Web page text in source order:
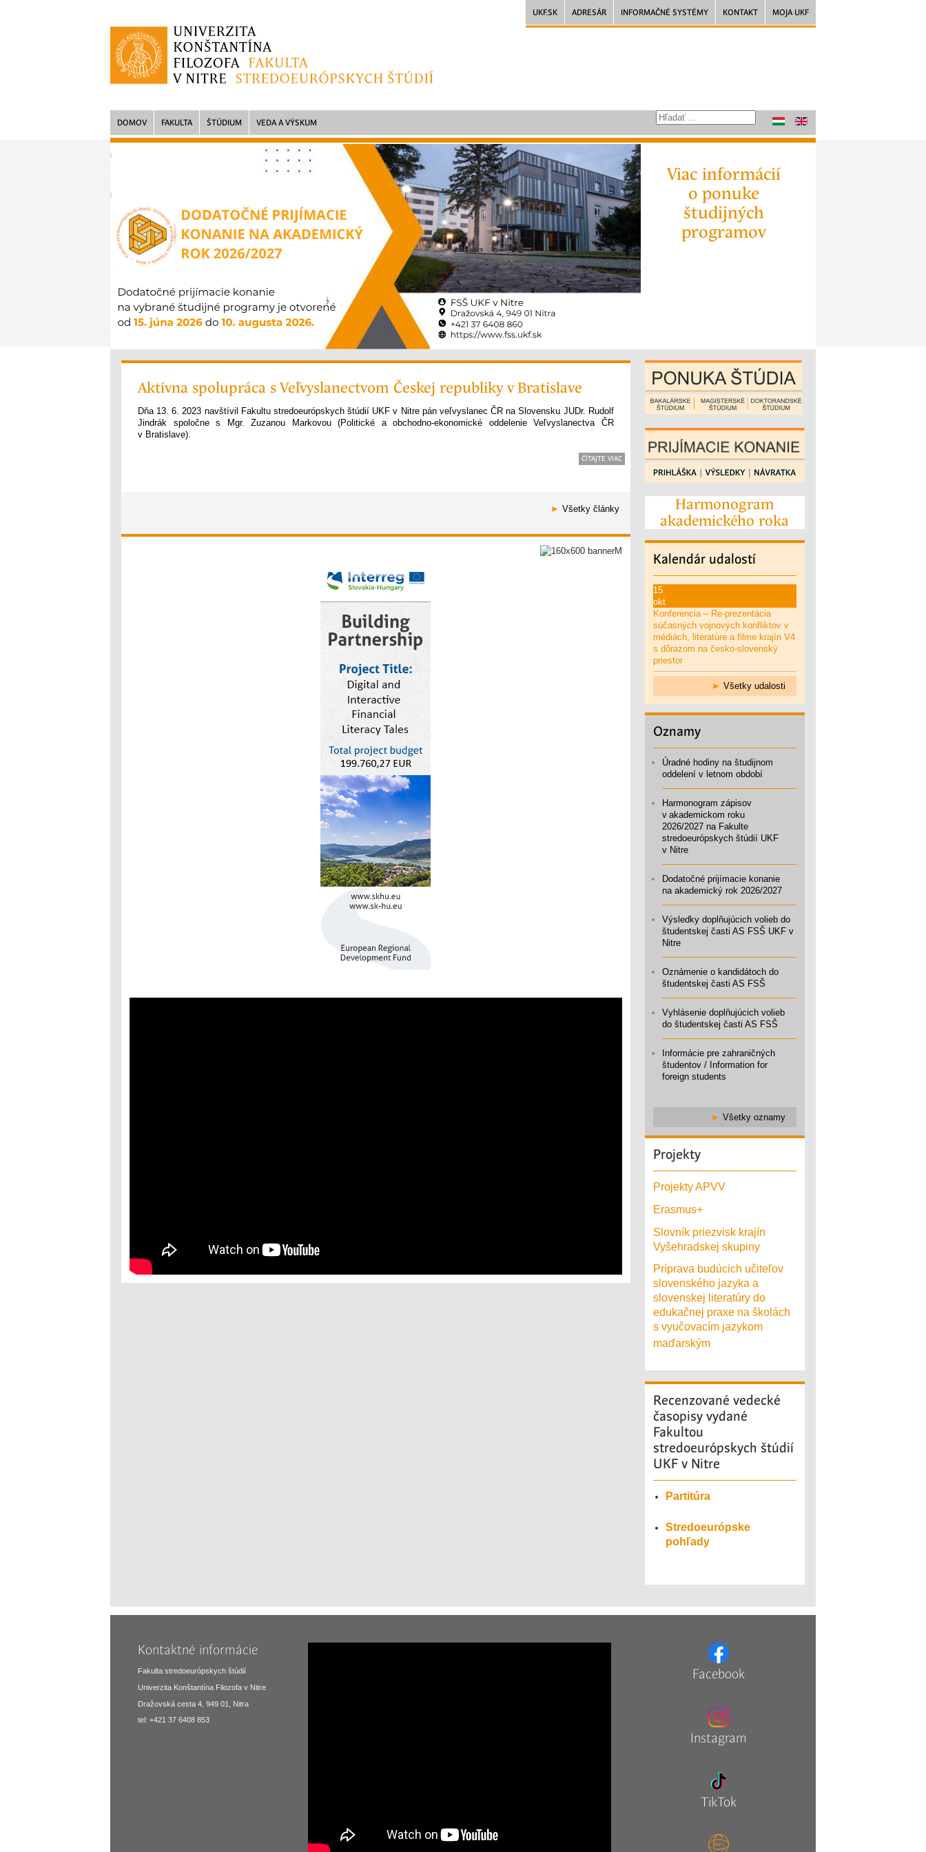
UKF.SK ADRESÁR INFORMAČNÉ SYSTÉMY KONTAKT MOJA UKF
DOMOV FAKULTA ŠTÚDIUM VEDA A VÝSKUM
Viac informácií
o ponuke
študijných
programov
Aktívna spolupráca s Veľvyslanectvom Českej republiky v Bratislave
Dňa 13. 6. 2023 navštívil Fakultu stredoeurópskych štúdií UKF v Nitre pán veľvyslanec ČR na Slovensku JUDr. Rudolf
Jindrák spoločne s Mgr. Zuzanou Markovou (Politické a ob­chodno-ekonomické oddelenie Veľvyslanectva ČR
v Bratislave).
ČÍTAJTE VIAC
► Všetky články
Harmonogram
akademického roka
Kalendárudalostí
15
okt
Konferencia – Re-prezentácia
súčasných vojnových konfliktov v
médiách, literatúre a filme krajín V4
s dôrazom na česko-slovenský
priestor
► Všetky udalosti
Oznamy
Úradné hodiny na študijnom
oddelení v letnom období
Harmonogram zápisov
v akademickom roku
2026/2027 na Fakulte
stredoeurópskych štúdií UKF
v Nitre
Dodatočné prijímacie konanie
na akademický rok 2026/2027
Výsledky doplňujúcich volieb do
študentskej časti AS FSŠ UKF v
Nitre
Oznámenie o kandidátoch do
študentskej časti AS FSŠ
Vyhlásenie doplňujúcich volieb
do študentskej časti AS FSŠ
Informácie pre zahraničných
študentov / Information for
foreign students
► Všetky oznamy
Projekty
Projekty APVV
Erasmus+
Slovník priezvisk krajín
Vyšehradskej skupiny
Príprava budúcich učiteľov
slovenského jazyka a
slovenskej literatúry do
edukačnej praxe na školách
s vyučovacím jazykom
maďarským
Recenzované vedecké
časopisy vydané
Fakultou
stredoeurópskych štúdií
UKF v Nitre
Partitúra
Stredoeurópske
pohľady
Kontaktné informácie
Fakulta stredoeurópskych štúdií
Univerzita Konštantína Filozofa v Nitre
Dražovská cesta 4, 949 01, Nitra
tel: +421 37 6408 853
Facebook
Instagram
TikTok